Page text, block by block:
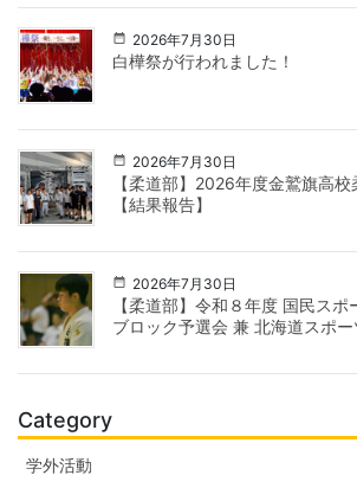
2026年7月30日
白樺祭が行われました！
2026年7月30日
【柔道部】2026年度金鷲旗高校
【結果報告】
2026年7月30日
【柔道部】令和８年度 国民ス
ブロック予選会 兼 北海道スポー
Category
学外活動